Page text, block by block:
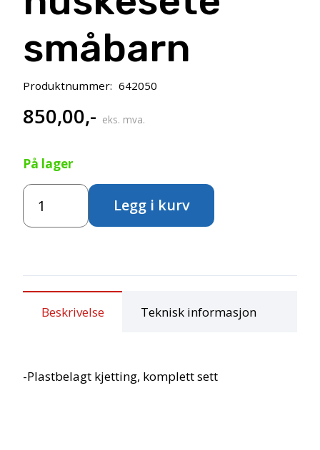
småbarn
Produktnummer: 642050
850,00,- eks. mva.
På lager
Huskekjetting
sett
til
Legg i kurv
Beskrivelse Teknisk informasjon
-Plastbelagt kjetting, komplett sett